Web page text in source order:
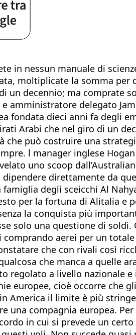
in nessun manuale di
moltiplicate la somma
un decennio; ma comprate
e amministratore delegato
fondata dieci anni fa degli
Arabi che nel giro di un
che può costruire una
l manager inglese
uno scoop
direttamente da
degli sceicchi Al
per la fortuna di Alitalia e
la conquista più
solo una questione di
aerei per un
che con rivali così
che manca a quelle
regolato a livello nazionale
europee, cioè occorre che
America il limite è più
una compagnia europea.
in cui si prevede un